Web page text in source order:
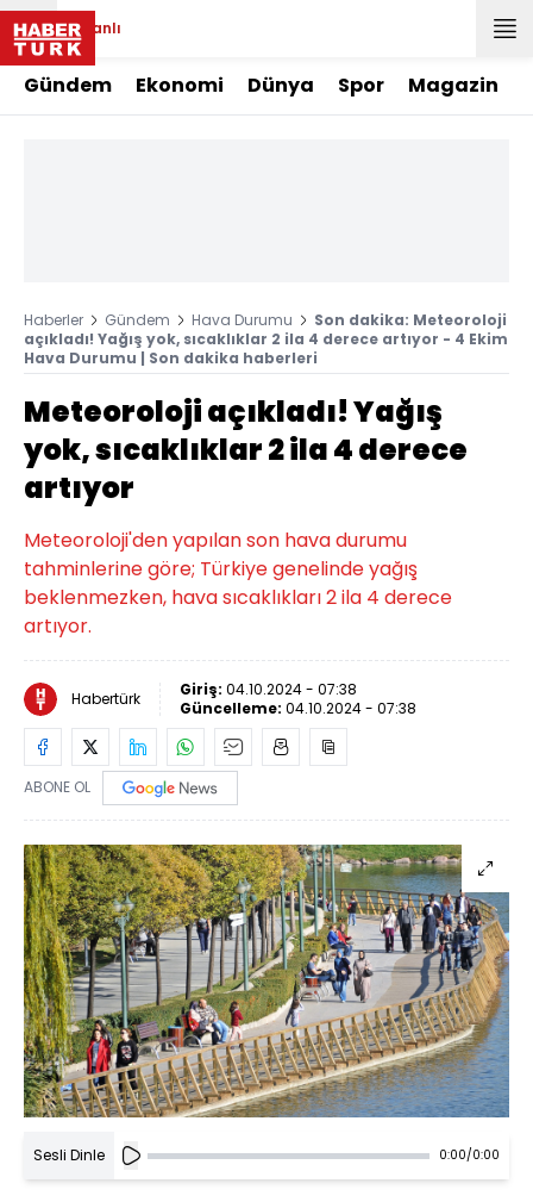
Canlı
Gündem Ekonomi Dünya Spor Magazin
Haberler Gündem Hava Durumu
Son dakika: Meteoroloji
açıkladı! Yağış yok, sıcaklıklar 2 ila 4 derece artıyor - 4 Ekim
Hava Durumu | Son dakika haberleri
Meteoroloji açıkladı! Yağış
yok, sıcaklıklar 2 ila 4 derece
artıyor
Meteoroloji'den yapılan son hava durumu
tahminlerine göre; Türkiye genelinde yağış
beklenmezken, hava sıcaklıkları 2 ila 4 derece
artıyor.
Habertürk Giriş: 04.10.2024 - 07:38
Güncelleme: 04.10.2024 - 07:38
ABONE OL
Sesli Dinle 0:00/0:00